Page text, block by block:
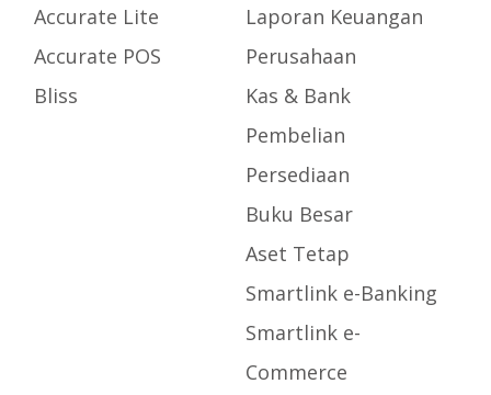
Accurate Lite
Accurate POS
Bliss
Laporan Keuangan
Perusahaan
Kas & Bank
Pembelian
Persediaan
Buku Besar
Aset Tetap
Smartlink e-Banking
Smartlink e-
Commerce